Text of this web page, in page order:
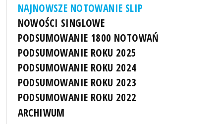
NAJNOWSZE NOTOWANIE SLIP
NOWOŚCI SINGLOWE
PODSUMOWANIE 1800 NOTOWAŃ
PODSUMOWANIE ROKU 2025
PODSUMOWANIE ROKU 2024
PODSUMOWANIE ROKU 2023
PODSUMOWANIE ROKU 2022
ARCHIWUM